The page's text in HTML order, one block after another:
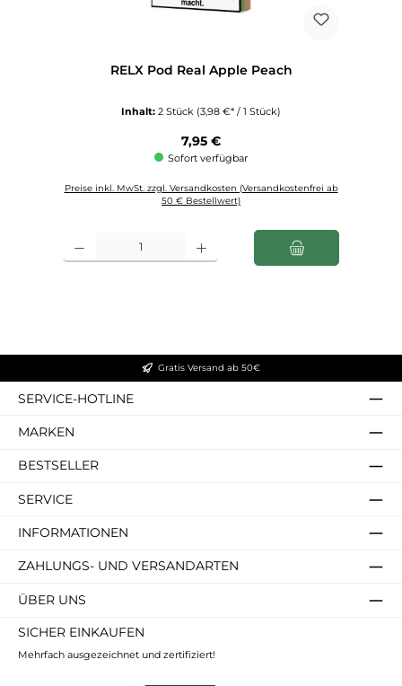
RELX Pod Real Apple Peach
Inhalt: 2 Stück (3,98 €* / 1 Stück)
Regulärer Preis:
7,95 €
Sofort verfügbar
Preise inkl. MwSt. zzgl. Versandkosten (Versandkostenfrei ab
50 € Bestellwert)
Produkt Anzahl: Gib den gewünschten Wert ein oder benutze die
Gratis Versand ab 50€
SERVICE-HOTLINE
MARKEN
BESTSELLER
SERVICE
INFORMATIONEN
ZAHLUNGS- UND VERSANDARTEN
ÜBER UNS
SICHER EINKAUFEN
Mehrfach ausgezeichnet und zertifiziert!